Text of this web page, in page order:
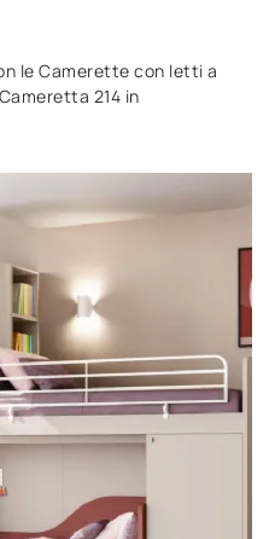
le Camerette con letti a
214 in